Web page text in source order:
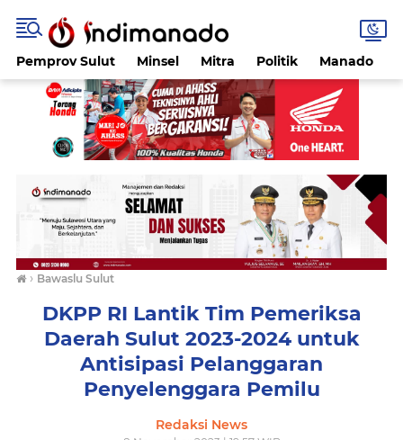
Pemprov Sulut Minsel Mitra Politik Manado
› Bawaslu Sulut
DKPP RI Lantik Tim Pemeriksa
Daerah Sulut 2023-2024 untuk
Antisipasi Pelanggaran
Penyelenggara Pemilu
Redaksi News